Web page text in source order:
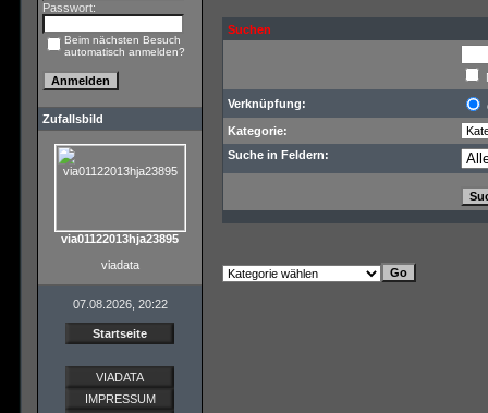
Passwort:
Beim nächsten Besuch
automatisch anmelden?
Zufallsbild
via01122013hja23895
viadata
07.08.2026, 20:22
Startseite
VIADATA
IMPRESSUM
Suchen
Verknüpfung:
Kategorie:
Suche in Feldern: